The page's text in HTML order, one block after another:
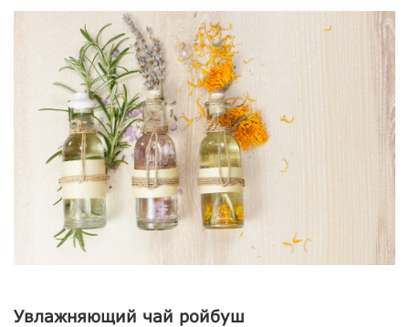
Увлажняющий чай ройбуш